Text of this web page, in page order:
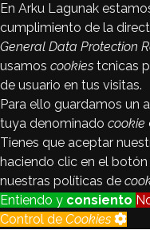
En Arku Lagunak
cumplimiento de la
General Data Protection
usamos cookies tcnicas
de usuario en tus visitas.
Para ello guardamos un
tuya denominado cookie
Tienes que aceptar
haciendo clic en el
nuestras políticas de
Entiendo y consiento
Control de Cookies